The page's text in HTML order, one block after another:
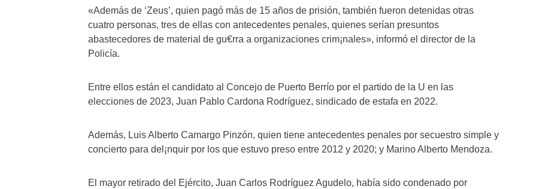
«Además de ‘Zeus’, quien pagó más de 15 años de prisión, también fueron detenidas otras
cuatro personas, tres de ellas con antecedentes penales, quienes serían presuntos
abastecedores de material de gu€rra a organizaciones crim¡nales», informó el director de la
Policía.
Entre ellos están el candidato al Concejo de Puerto Berrío por el partido de la U en las
elecciones de 2023, Juan Pablo Cardona Rodríguez, sindicado de estafa en 2022.
Además, Luis Alberto Camargo Pinzón, quien tiene antecedentes penales por secuestro simple y
concierto para del¡nquir por los que estuvo preso entre 2012 y 2020; y Marino Alberto Mendoza.
El mayor retirado del Ejército, Juan Carlos Rodríguez Agudelo, había sido condenado por